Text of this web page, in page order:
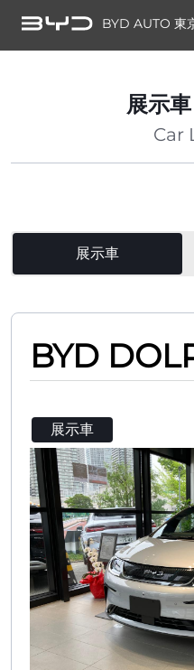
BYD AUTO 東
展示
Car
展示車
BYD
展示車